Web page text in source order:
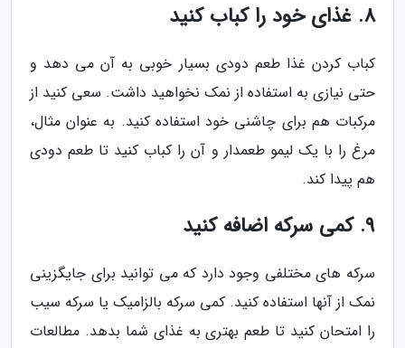
8. غذای خود را کباب کنید
کباب کردن غذا طعم دودی بسیار خوبی به آن می دهد و
حتی نیازی به استفاده از نمک نخواهید داشت. سعی کنید از
مرکبات هم برای چاشنی خود استفاده کنید. به عنوان مثال،
مرغ را با یک لیمو طعمدار و آن را کباب کنید تا طعم دودی
هم پیدا کند.
9. کمی سرکه اضافه کنید
سرکه های مختلفی وجود دارد که می توانید برای جایگزینی
نمک از آنها استفاده کنید. کمی سرکه بالزامیک یا سرکه سیب
را امتحان کنید تا طعم بهتری به غذای شما بدهد. مطالعات